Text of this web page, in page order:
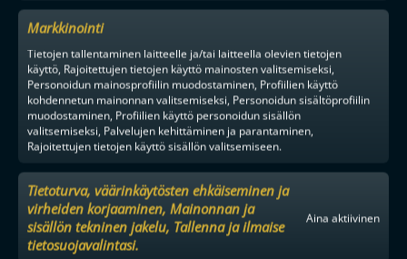
Markkinointi
Tietojen tallentaminen laitteelle ja/tai laitteella olevien tietojen
käyttö, Rajoitettujen tietojen käyttö mainosten valitsemiseksi,
Personoidun mainosprofiilin muodostaminen, Profiilien käyttö
kohdennetun mainonnan valitsemiseksi, Personoidun sisältöprofiilin
muodostaminen, Profiilien käyttö personoidun sisällön
valitsemiseksi, Palvelujen kehittäminen ja parantaminen,
Rajoitettujen tietojen käyttö sisällön valitsemiseen.
Tietoturva, väärinkäytösten ehkäiseminen ja
virheiden korjaaminen, Mainonnan ja
sisällön tekninen jakelu, Tallenna ja ilmaise
tietosuojavalintasi.
Aina aktiivinen